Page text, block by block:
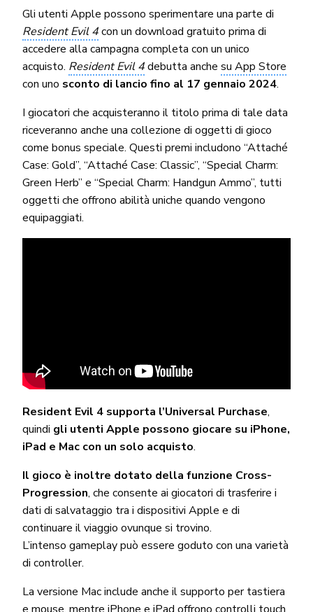
Gli utenti Apple possono sperimentare una parte di
Resident Evil 4con un download gratuito prima di
accedere alla campagna completa con un unico
acquisto. Resident Evil 4debutta anchesu App Store
con uno sconto di lancio fino al 17 gennaio 2024.
I giocatori che acquisteranno il titolo prima di tale data
riceveranno anche una collezione di oggetti di gioco
come bonus speciale. Questi premi includono “Attaché
Case: Gold”, “Attaché Case: Classic”, “Special Charm:
Green Herb” e “Special Charm: Handgun Ammo”, tutti
oggetti che offrono abilità uniche quando vengono
equipaggiati.
Resident Evil 4 supporta l’Universal Purchase,
quindi gli utenti Apple possono giocare su iPhone,
iPad e Mac con un solo acquisto.
Il gioco è inoltre dotato della funzione Cross-
Progression, che consente ai giocatori di trasferire i
dati di salvataggio tra i dispositivi Apple e di
continuare il viaggio ovunque si trovino.
L’intenso gameplay può essere goduto con una varietà
di controller.
La versione Mac include anche il supporto per tastiera
e mouse, mentre iPhone e iPad offrono controlli touch